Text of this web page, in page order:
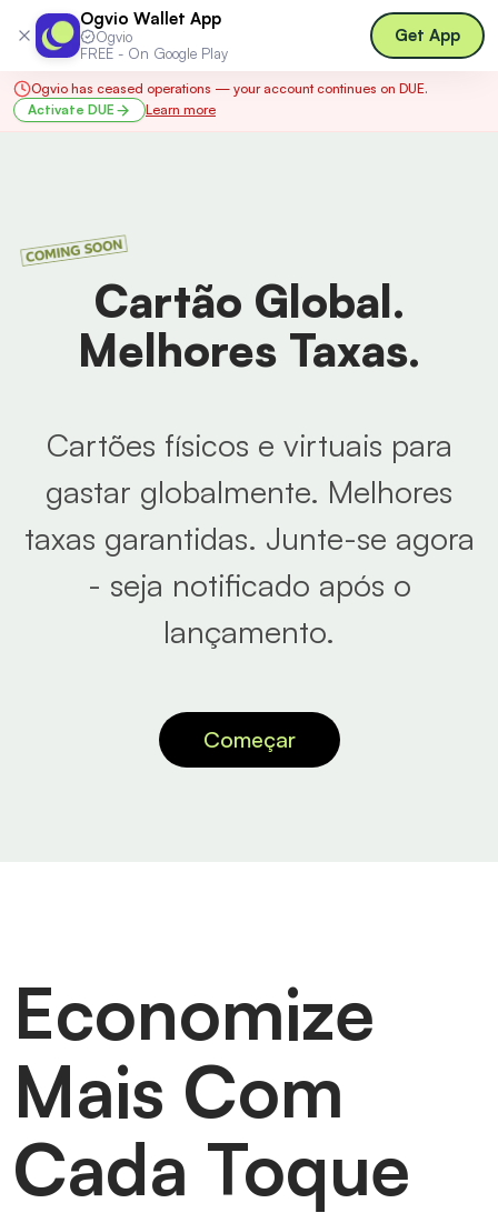
Ogvio has ceased operations — your account continues on DUE.
Activate DUE
Learn more
Ogvio Wallet App
Ogvio
FREE - On Google Play
Get App
Cartão Global.
Melhores Taxas.
Cartões físicos e virtuais para
gastar globalmente. Melhores
taxas garantidas. Junte-se agora
- seja notificado após o
lançamento.
Começar
Economize
Mais Com
Cada Toque